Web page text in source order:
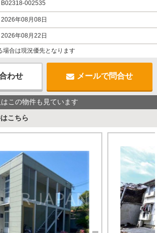
B02318-002535
2026年08月08日
2026年08月22日
合は現況優先となります
わせ メールで問合せ
この物件も見ています
こちら